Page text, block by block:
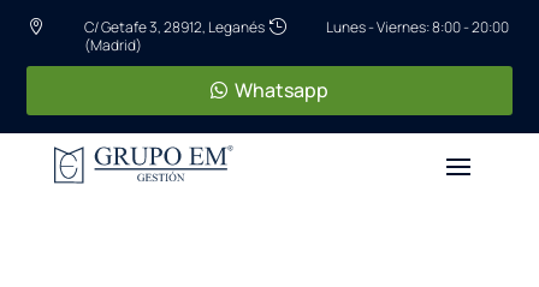

C/ Getafe 3, 28912, Leganés
(Madrid)
 Lunes - Viernes: 8:00 - 20:00
Whatsapp